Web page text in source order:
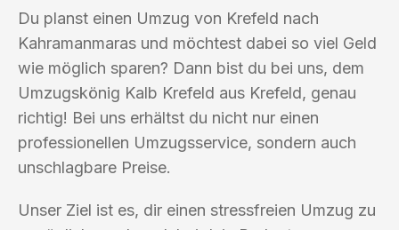
Du planst einen Umzug von Krefeld nach
Kahramanmaras und möchtest dabei so viel Geld
wie möglich sparen? Dann bist du bei uns, dem
Umzugskönig Kalb Krefeld aus Krefeld, genau
richtig! Bei uns erhältst du nicht nur einen
professionellen Umzugsservice, sondern auch
unschlagbare Preise.
Unser Ziel ist es, dir einen stressfreien Umzug zu